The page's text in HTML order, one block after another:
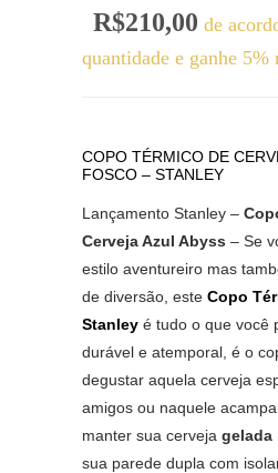
R$210,00 Faixa
de
de
quantidade e ganhe 5%
COPO TÉRMICO DE
FOSCO – STANLEY
Lançamento Stanley –
Cerveja Azul Abyss – Se
estilo aventureiro mas
de diversão, este Copo
Stanley é tudo o que você
durável e atemporal, é o
degustar aquela cerveja
amigos ou naquele
manter sua cerveja gelada
sua parede dupla com